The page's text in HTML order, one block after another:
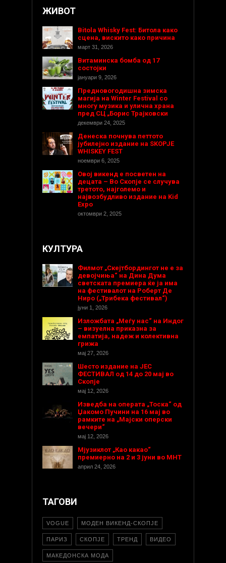
ЖИВОТ
Bitola Whisky Fest: Битола како
сцена, вискито како причина
март 31, 2026
Витаминска бомба од 17
состојки
јануари 9, 2026
Предновогодишнa зимска
магија на Winter Festival со
многу музика и улична храна
пред СЦ „Борис Трајковски
декември 24, 2025
Денеска почнува петтото
јубилејно издание на SKOPJE
WHISKEY FEST
ноември 6, 2025
Овој викенд е посветен на
децата – Во Скопје се случува
третото, најголемо и
највозбудливо издание на Kid
Expo
октомври 2, 2025
КУЛТУРА
Филмот „Скејтбордингот не е за
девојчиња“ на Дина Дума
светската премиера ќе ја има
на фестивалот на Роберт Де
Ниро („Трибека фестивал“)
јуни 1, 2026
Изложбата „Меѓу нас“ на Индог
– визуелна приказна за
емпатија, надеж и колективна
грижа
мај 27, 2026
Шесто издание на ЈЕС
ФЕСТИВАЛ од 14 до 20 мај во
Скопје
мај 12, 2026
Изведба на операта „Тоска“ од
Џакомо Пучини на 16 мај во
рамките на „Мајски оперски
вечери“
мај 12, 2026
Мјузиклот „Као какао“
премиерно на 2 и 3 јуни во МНТ
април 24, 2026
ТАГОВИ
VOGUE МОДЕН ВИКЕНД-СКОПЈЕ
ПАРИЗ СКОПЈЕ ТРЕНД ВИДЕО
МАКЕДОНСКА МОДА